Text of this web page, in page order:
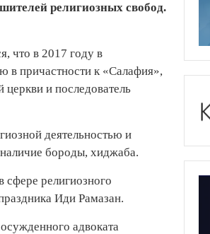
религиозных свобод.
что в 2017 году в
в причастности к «Салафия»,
и последователь
деятельностью и
бороды, хиджаба.
сфере религиозного
Иди Рамазан.
адвоката